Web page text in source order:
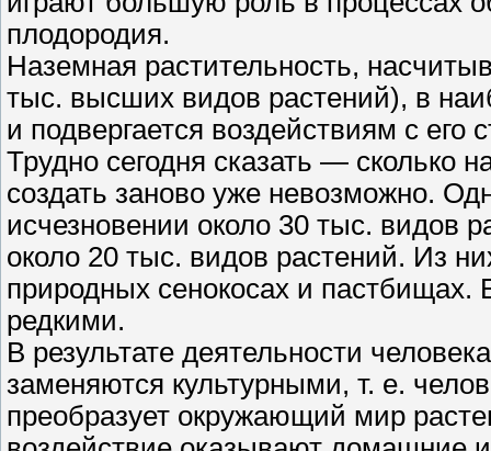
плодородия.
Наземная растительность,
тыс. высших видов растений), в
и подвергается воздействиям с его
Трудно сегодня сказать — сколько
создать заново уже невозможно.
исчезновении около 30 тыс. видов
около 20 тыс. видов растений. Из
природных сенокосах и
редкими.
В результате деятельности
заменяются культурными, т. е.
преобразует окружающий мир